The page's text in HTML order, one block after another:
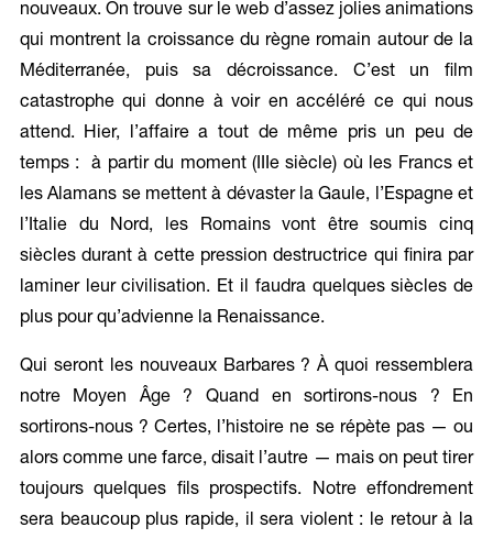
nouveaux. On trouve sur le web d’assez jolies animations
qui montrent la croissance du règne romain autour de la
Méditerranée, puis sa décroissance. C’est un film
catastrophe qui donne à voir en accéléré ce qui nous
attend. Hier, l’affaire a tout de même pris un peu de
temps : à partir du moment (IIIe siècle) où les Francs et
les Alamans se mettent à dévaster la Gaule, l’Espagne et
l’Italie du Nord, les Romains vont être soumis cinq
siècles durant à cette pression destructrice qui finira par
laminer leur civilisation. Et il faudra quelques siècles de
plus pour qu’advienne la Renaissance.
Qui seront les nouveaux Barbares ? À quoi ressemblera
notre Moyen Âge ? Quand en sortirons-nous ? En
sortirons-nous ? Certes, l’histoire ne se répète pas — ou
alors comme une farce, disait l’autre — mais on peut tirer
toujours quelques fils prospectifs. Notre effondrement
sera beaucoup plus rapide, il sera violent : le retour à la